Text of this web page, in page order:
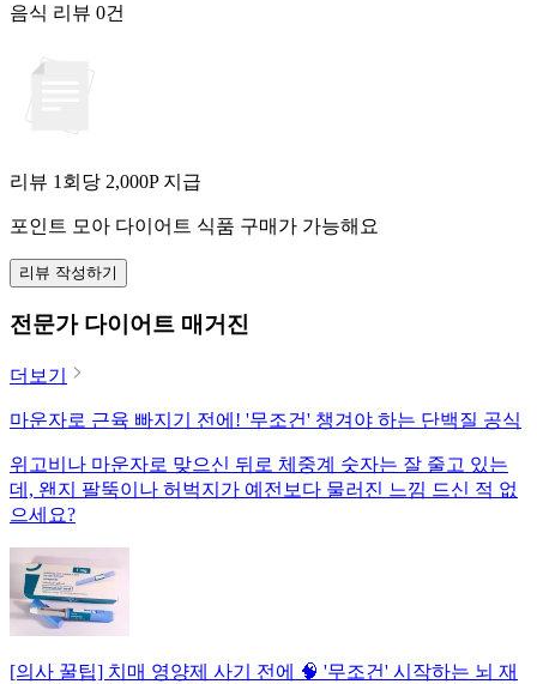
음식 리뷰 0건
리뷰 1회당 2,000P 지급
포인트 모아 다이어트 식품 구매가 가능해요
리뷰 작성하기
전문가 다이어트 매거진
더보기
마운자로 근육 빠지기 전에! '무조건' 챙겨야 하는 단백질 공식
위고비나 마운자로 맞으신 뒤로 체중계 숫자는 잘 줄고 있는
데, 왠지 팔뚝이나 허벅지가 예전보다 물러진 느낌 드신 적 없
으세요?
[의사 꿀팁] 치매 영양제 사기 전에 🧠 '무조건' 시작하는 뇌 재